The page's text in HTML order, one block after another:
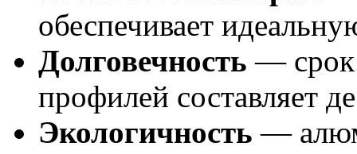
обеспечивает
Долговечность — срок
профилей составляет
Экологичность —